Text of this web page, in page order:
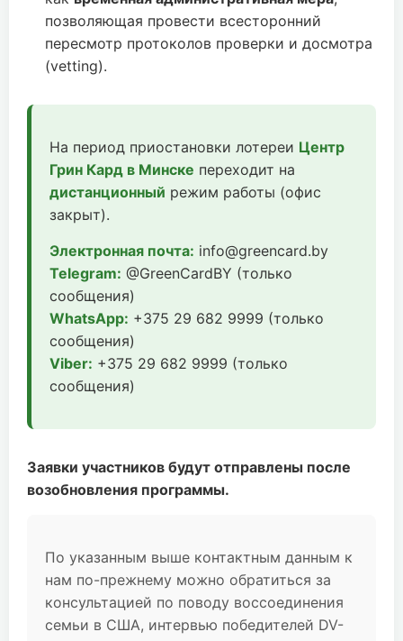
позволяющая провести всесторонний
пересмотр протоколов проверки и досмотра
(vetting).
На период приостановки лотереи Центр
Грин Кард в Минске переходит на
дистанционный режим работы (офис
закрыт).
Электронная почта: info@greencard.by
Telegram: @GreenCardBY (только
сообщения)
WhatsApp: +375 29 682 9999 (только
сообщения)
Viber: +375 29 682 9999 (только
сообщения)
Заявки участников будут отправлены после
возобновления программы.
По указанным выше контактным данным к
нам по-прежнему можно обратиться за
консультацией по поводу воссоединения
семьи в США, интервью победителей DV-